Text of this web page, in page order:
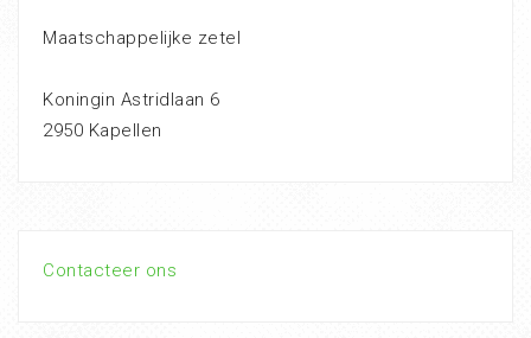
Maatschappelijke zetel
Koningin Astridlaan 6
2950 Kapellen
Contacteer ons